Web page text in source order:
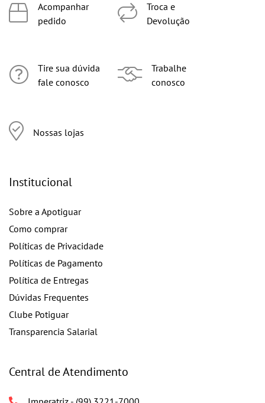
Acompanhar
pedido
Tire sua dúvida
fale conosco
Nossas lojas
Troca e
Devolução
Trabalhe
conosco
Institucional
Sobre a Apotiguar
Como comprar
Políticas de Privacidade
Políticas de Pagamento
Política de Entregas
Dúvidas Frequentes
Clube Potiguar
Transparencia Salarial
Central de Atendimento